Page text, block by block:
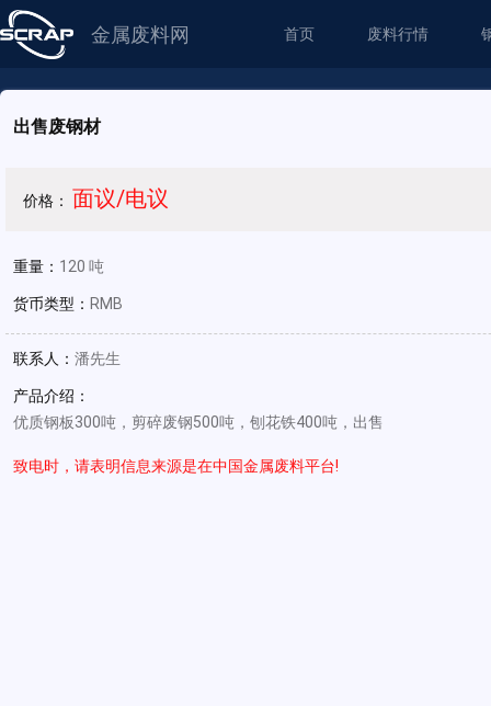
金属废料网 首页 废料行情
出售废钢材
价格： 面议/电议
重量： 120 吨
货币类型： RMB
联系人： 潘先生
产品介绍：
优质钢板300吨，剪碎废钢500吨，刨花铁400吨，出售
致电时，请表明信息来源是在中国金属废料平台!